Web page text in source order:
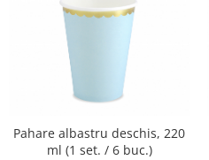
Pahare albastru deschis, 220
ml (1 set. / 6 buc.)